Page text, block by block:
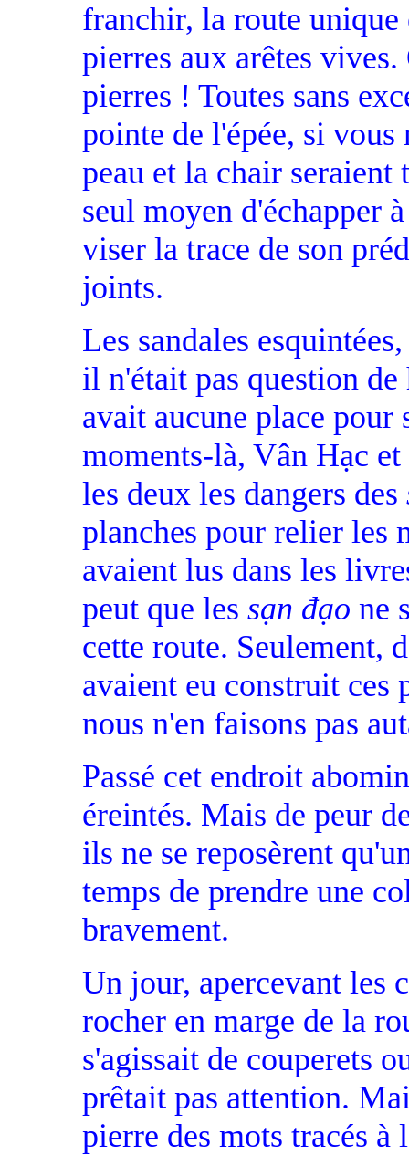
franchir, la route unique
pierres aux arêtes
pierres ! Toutes sans
pointe de l'épée, si vous
peau et la chair seraient
seul moyen d'échapper
viser la trace de son
joints.
Les sandales
il n'était pas question
avait aucune place pour
moments-là, Vân Hạc
les deux les dangers des
planches pour relier les
avaient lus dans les
peut que les sạn đạo ne
cette route. Seulement,
avaient eu construit ces
nous n'en faisons pas
Passé cet endroit
éreintés. Mais de peur
ils ne se reposèrent
temps de prendre une
bravement.
Un jour, apercevant les
rocher en marge de la
s'agissait de couperets
prêtait pas attention.
pierre des mots tracés à